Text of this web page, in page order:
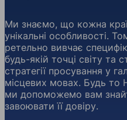
Ми знаємо, що кожна
унікальні особливості.
ретельно вивчає
будь-якій точці світу та
стратегії просування у
місцевих мовах. Будь то
ми допоможемо вам
завоювати її довіру.